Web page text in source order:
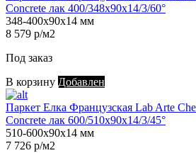
Concrete лак 400/348х90х14/3/60°
348-400х90х14 мм
8 579 р/м2
Под заказ
В корзину Добавлен
Паркет Елка Французская Lab Arte
Concrete лак 600/510х90х14/3/45°
510-600х90х14 мм
7 726 р/м2